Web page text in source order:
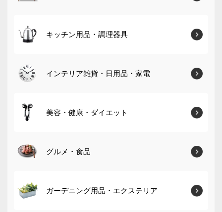
キッチン用品・調理器具
インテリア雑貨・日用品・家電
美容・健康・ダイエット
グルメ・食品
ガーデニング用品・エクステリア